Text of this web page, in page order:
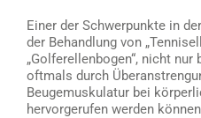
Einer der Schwerpunkte in
der Behandlung von
„Golferellenbogen“, nicht
oftmals durch
Beugemuskulatur bei
hervorgerufen werden